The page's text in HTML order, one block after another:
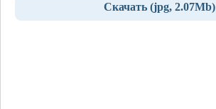
Скачать (jpg, 2.07Mb)